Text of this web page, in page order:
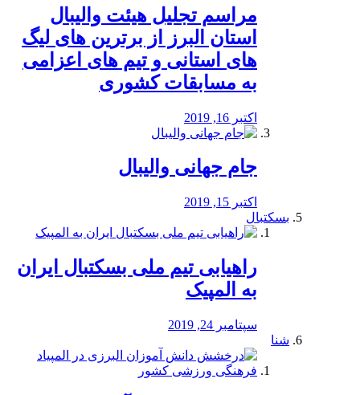
مراسم تجلیل هیئت والیبال
استان البرز از برترین های لیگ
های استانی و تیم های اعزامی
به مسابقات کشوری
اکتبر 16, 2019
جام جهانی والیبال
اکتبر 15, 2019
بسکتبال
راهیابی تیم ملی بسکتبال ایران
به المپیک
سپتامبر 24, 2019
شنا